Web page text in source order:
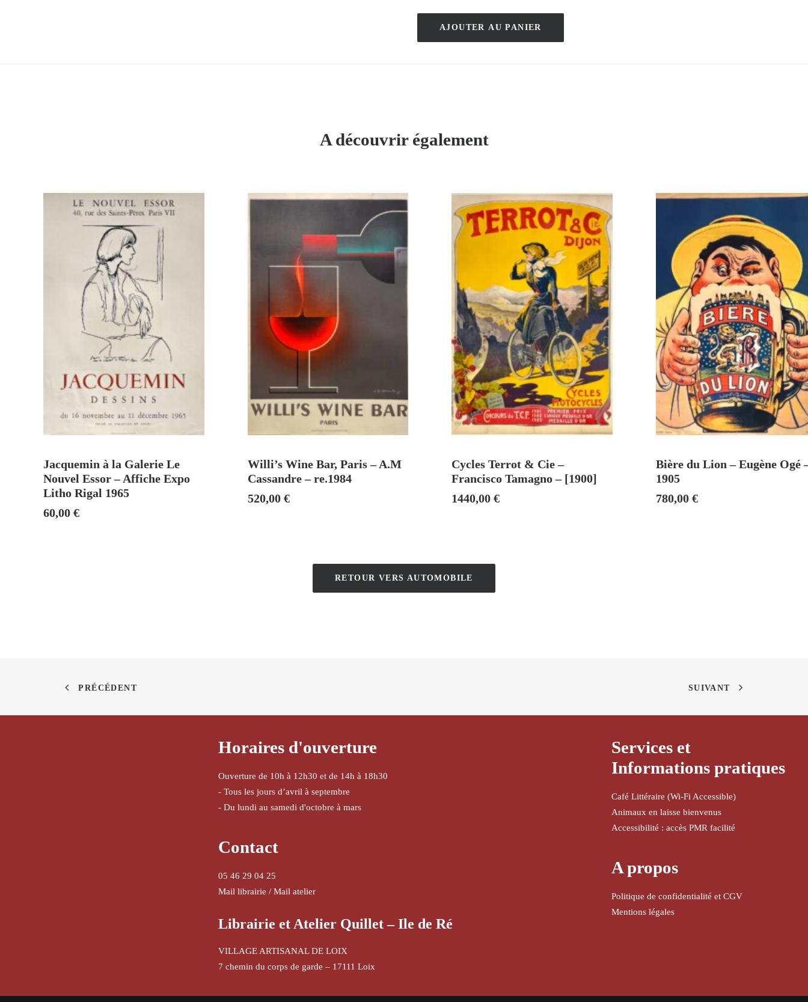
–
AJOUTER AU PANIER
A découvrir également
Jacquemin à la Galerie Le
Nouvel Essor – Affiche Expo
Litho Rigal 1965
60,00 €
Willi’s Wine Bar, Paris – A.M
Cassandre – re.1984
520,00 €
Cycles Terrot & Cie –
Francisco Tamagno – [1900]
1440,00€
Bière du Lion – Eugène Ogé
1905
780,00€
RETOUR VERS AUTOMOBILE
PRÉCÉDENT SUIVANT
Horaires d'ouverture
Ouverture de 10h à 12h30 et de 14h à 18h30
- Tous les jours d’avril à septembre
- Du lundi au samedi d'octobre à mars
Contact
05 46 29 04 25
Mail librairie / Mail atelier
Librairie et Atelier Quillet – Ile de Ré
VILLAGE ARTISANAL DE LOIX
7 chemin du corps de garde – 17111 Loix
Services et
Informations pratiques
Café Littéraire (Wi-Fi Accessible)
Animaux en laisse bienvenus
Accessibilité : accès PMR facilité
A propos
Politique de confidentialité et CGV
Mentions légales